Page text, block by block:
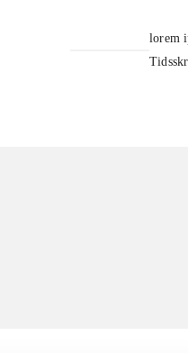
lorem